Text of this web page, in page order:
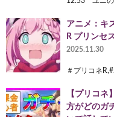
アニメ：キ
R プリンセ
2025.11.30
＃プリコネ
【プリコネ
方がどのガ